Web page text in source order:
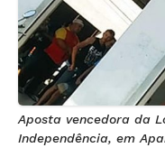
Aposta vencedora da
Independência, em